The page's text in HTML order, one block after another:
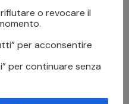
consente sia di
pesanti e ripetitive
ad assisterlo in maniera
richiedono competenze
o revocare il
per acconsentire
per continuare senza